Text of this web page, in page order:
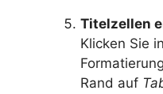
Titelzellen
Klicken Sie
Rand auf